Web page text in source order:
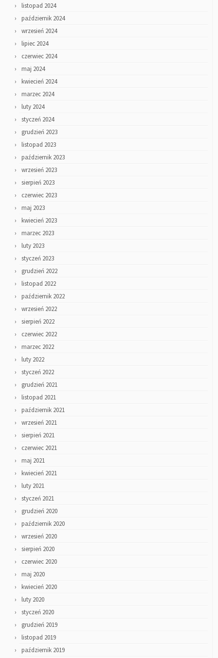
listopad 2024
październik 2024
wrzesień 2024
lipiec 2024
czerwiec 2024
maj 2024
kwiecień 2024
marzec 2024
luty 2024
styczeń 2024
grudzień 2023
listopad 2023
październik 2023
wrzesień 2023
sierpień 2023
czerwiec 2023
maj 2023
kwiecień 2023
marzec 2023
luty 2023
styczeń 2023
grudzień 2022
listopad 2022
październik 2022
wrzesień 2022
sierpień 2022
czerwiec 2022
marzec 2022
luty 2022
styczeń 2022
grudzień 2021
listopad 2021
październik 2021
wrzesień 2021
sierpień 2021
czerwiec 2021
maj 2021
kwiecień 2021
luty 2021
styczeń 2021
grudzień 2020
październik 2020
wrzesień 2020
sierpień 2020
czerwiec 2020
maj 2020
kwiecień 2020
luty 2020
styczeń 2020
grudzień 2019
listopad 2019
październik 2019